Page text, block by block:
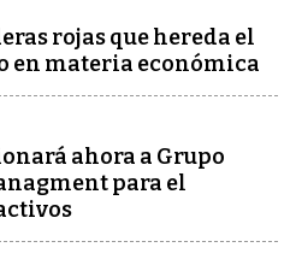
rojas que hereda el
en materia económica
ahora a Grupo
para el